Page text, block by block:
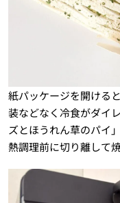
紙パッケージを開ける
装などなく冷食がダイ
ズとほうれん草のパイ
熱調理前に切り離して